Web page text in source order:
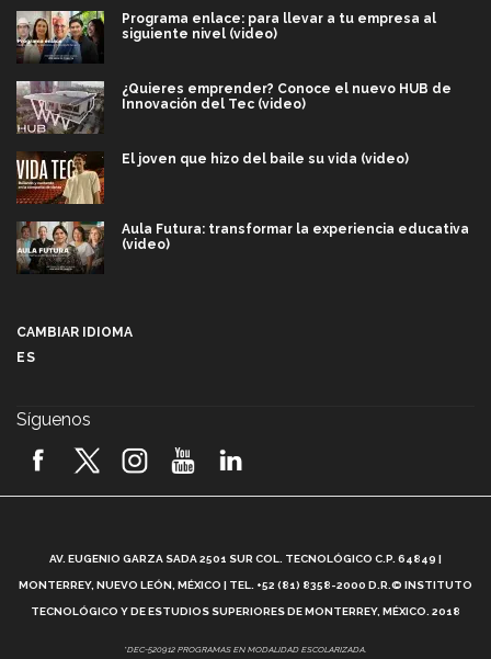
Programa enlace: para llevar a tu empresa al
siguiente nivel (video)
¿Quieres emprender? Conoce el nuevo HUB de
Innovación del Tec (video)
El joven que hizo del baile su vida (video)
Aula Futura: transformar la experiencia educativa
(video)
2026! (video)
¿Cómo es el Modelo Educativo Tec? (video)
Vida Tec: Feminismo e Inteligencia Artificial, Paola
CAMBIAR IDIOMA
ES
Síguenos
AV. EUGENIO GARZA SADA 2501 SUR COL. TECNOLÓGICO C.P. 64849 |
MONTERREY, NUEVO LEÓN, MÉXICO | TEL. +52 (81) 8358-2000 D.R.© INSTITUTO
TECNOLÓGICO Y DE ESTUDIOS SUPERIORES DE MONTERREY, MÉXICO. 2018
*DEC-520912 PROGRAMAS EN MODALIDAD ESCOLARIZADA.